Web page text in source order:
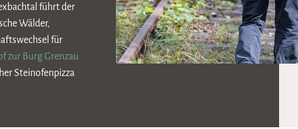
führt der
Wälder,
für
zur Burg Grenzau
Steinofenpizza